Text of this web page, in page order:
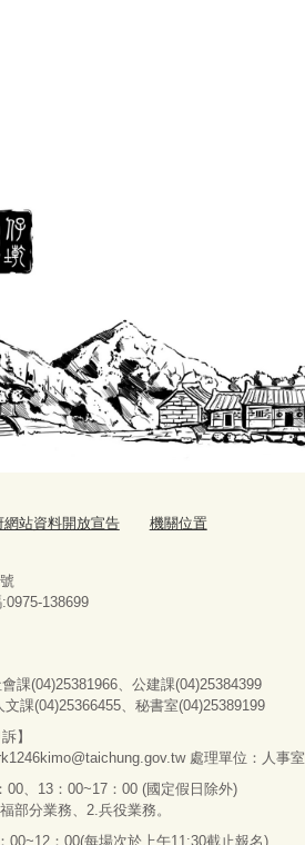
網站資料開放宣告 機關位置
138699
課(04)25381966、公建課(04)25384399
、秘書室(04)25389199
】
處理單位：人事室
、13：00~17：00 (國定假日除外)
部分業務
2.兵役業務。
00~12：00(每場次於上午11:30截止報名)